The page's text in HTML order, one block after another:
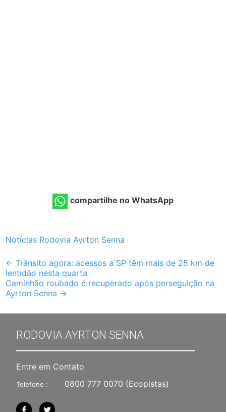
compartilhe no WhatsApp
Notícias Rodovia Ayrton Senna
Post
navigation
← Trânsito agora: acessos a SP têm mais de 25 km de
lentidão nesta quarta
Caminhão roubado é recuperado após perseguição na
Ayrton Senna →
RODOVIA AYRTON SENNA
Entre em Contato
Telefone : 0800 777 0070 (Ecopistas)